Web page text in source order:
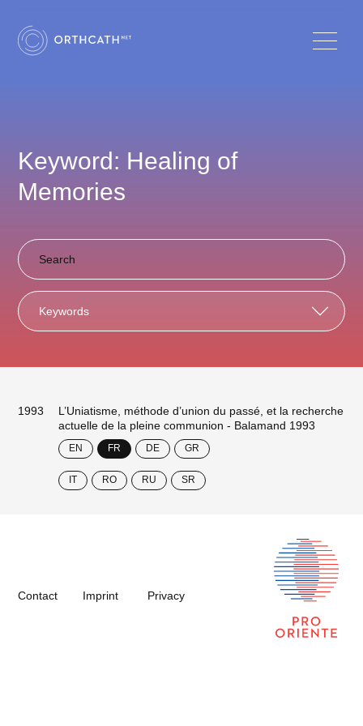
Keyword: Healing of
Memories
Keywords
1993
L’Uniatisme, méthode d’union du passé, et la recherche
actuelle de la pleine communion - Balamand 1993
EN FR DE GR
IT RO RU SR
Contact Imprint Privacy